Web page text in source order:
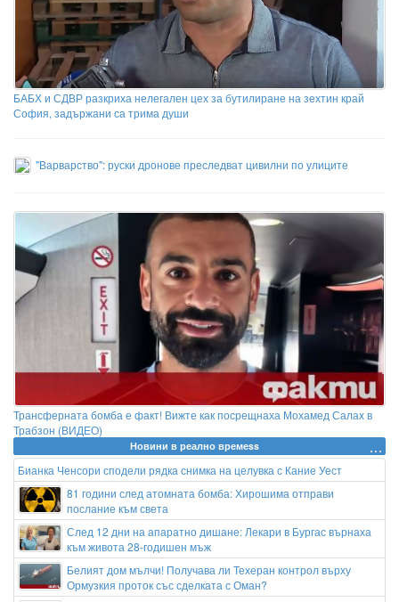
БАБХ и СДВР разкриха нелегален цех за бутилиране на зехтин край
София, задържани са трима души
"Варварство": руски дронове преследват цивилни по улиците
Трансферната бомба е факт! Вижте как посрещнаха Мохамед Салах в
Трабзон (ВИДЕО)
Новини в реално времеss
Бианка Ченсори сподели рядка снимка на целувка с Кание Уест
81 години след атомната бомба: Хирошима отправи
послание към света
След 12 дни на апаратно дишане: Лекари в Бургас върнаха
към живота 28-годишен мъж
Белият дом мълчи! Получава ли Техеран контрол върху
Ормузкия проток със сделката с Оман?